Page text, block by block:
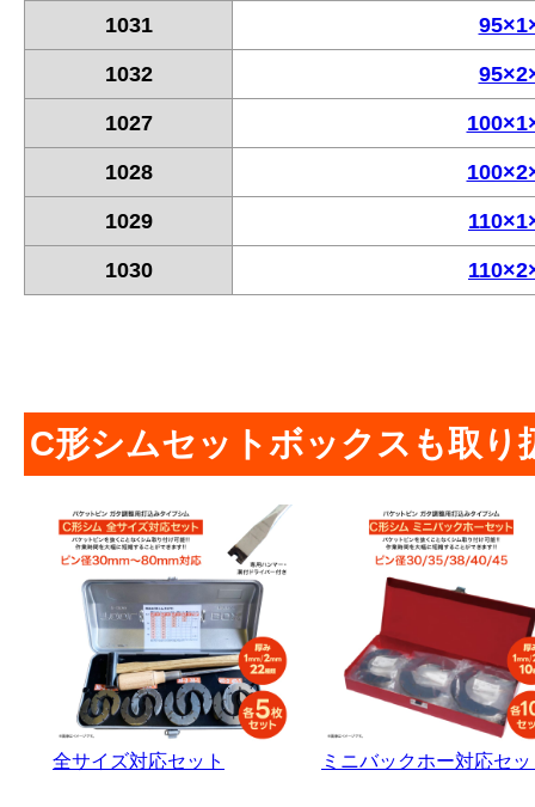
1031
1032
1027
1028
1029
1030
C形シムセットボックスも取り
全サイズ対応セット ミニバックホー対応セ